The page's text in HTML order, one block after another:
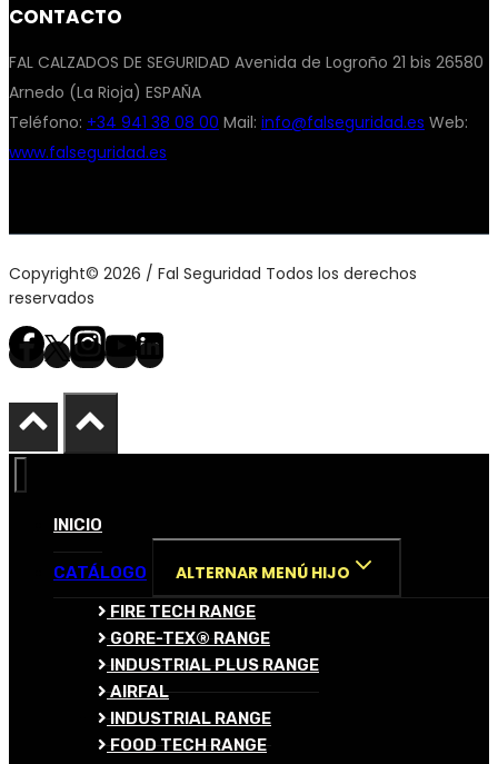
CONTACTO
FAL CALZADOS DE SEGURIDAD Avenida de Logroño 21 bis 26580
Arnedo (La Rioja) ESPAÑA
Teléfono: +34 941 38 08 00 Mail: info@falseguridad.es Web:
www.falseguridad.es
Copyright© 2026 / Fal Seguridad Todos los derechos
reservados
INICIO
CATÁLOGO ALTERNAR MENÚ HIJO
FIRE TECH RANGE
GORE-TEX® RANGE
INDUSTRIAL PLUS RANGE
AIRFAL
INDUSTRIAL RANGE
FOOD TECH RANGE